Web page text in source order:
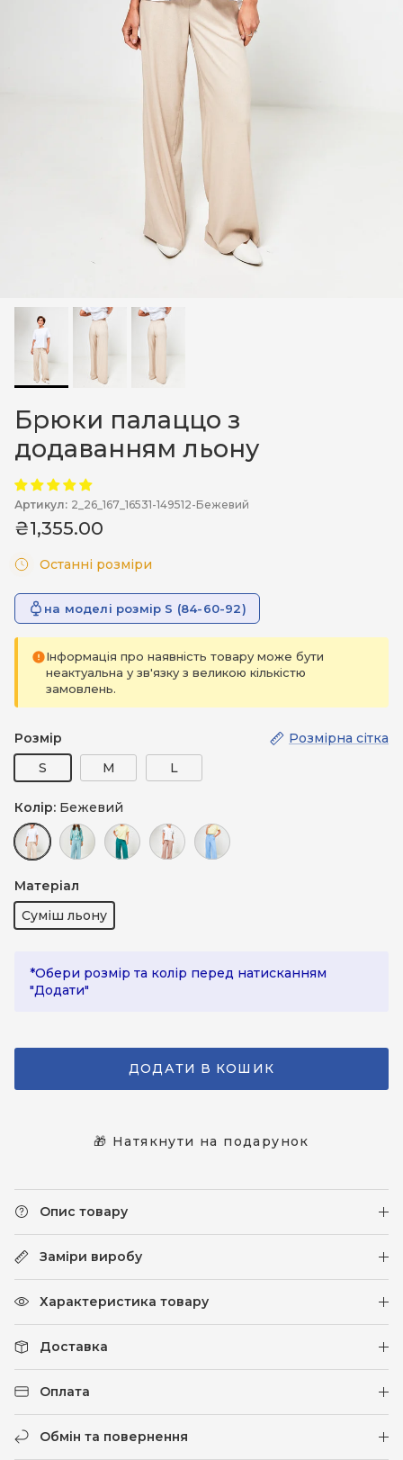
Брюки палаццо з
додаванням льону
Артикул: 2_26_167_16531-149512-Бежевий
₴1,355.00
Останні розміри
на моделі розмір S (84-60-92)
Інформація про наявність товару може бути
неактуальна у зв'язку з великою кількістю
замовлень.
Розмір
Розмірна сітка
S
M L
Колір: Бежевий
Матеріал
Суміш льону
*Обери розмір та колір перед натисканням
"Додати"
ДОДАТИ В КОШИК
🎁 Натякнути на подарунок
Опис товару
Заміри виробу
Характеристика товару
Доставка
Оплата
Обмін та повернення